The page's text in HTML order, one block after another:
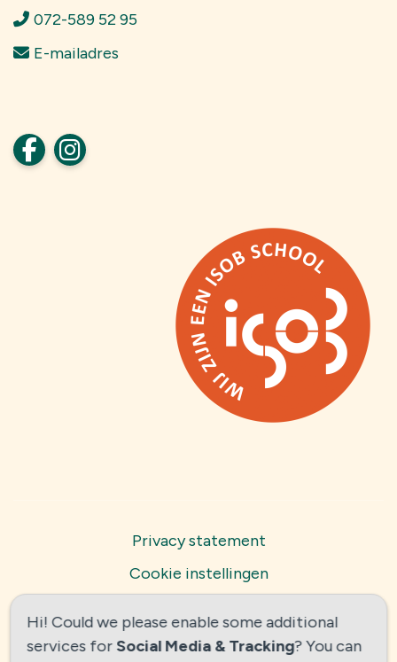
072-589 52 95
E-mailadres
Privacy statement
Cookie instellingen
Powered bySocial Schools
Hi! Could we please enable some additional
services forSocial Media & Tracking? You can